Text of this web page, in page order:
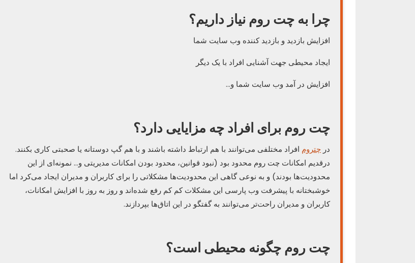
چرا به چت روم نیاز داریم؟
افزایش بازدید و بازدید کننده وب سایت شما
ایجاد محیطی جهت آشنایی افراد با یک دیگر
افزایش در آمد وب سایت شما و…
چت روم برای افراد چه مزایایی دارد؟
در چتروم افراد مختلفی می‌توانند با هم ارتباط داشته باشند و با هم گپ دوستانه یا صحبتی کاری بکنند.
درقدیم امکانات چت روم محدود بود (نبود قوانین، محدود بودن امکانات مدیریتی و… نمونه‌ای از این
محدودیت‌ها بودند) و به نوعی گاهی این محدودیت‌ها مشکلاتی را برای کاربران و مدیران ایجاد می‌کرد اما
خوشبختانه با پیشرفت وب پارسی این مشکلات کم کم رفع شده‌اند و روز به روز با افزایش امکانات،
کاربران و مدیران راحت‌تر می‌توانند به گفتگو در این اتاق‌ها بپردازند.
چت روم چگونه محیطی است؟